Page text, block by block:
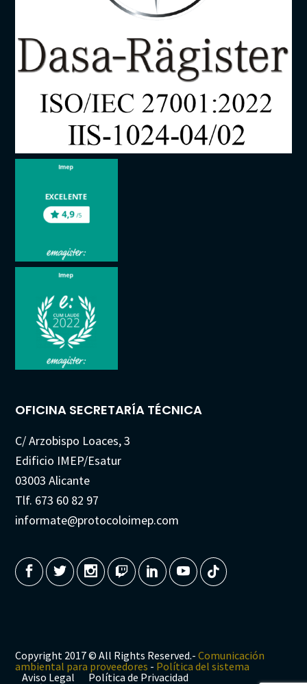
OFICINA SECRETARÍA TÉCNICA
C/ Arzobispo Loaces, 3
Edificio IMEP/Esatur
03003 Alicante
Tlf. 673 60 82 97
informate@protocoloimep.com
Copyright 2017 © All Rights Reserved.-Comunicación
ambiental para proveedores - Política del sistema
Aviso Legal
Política de Privacidad